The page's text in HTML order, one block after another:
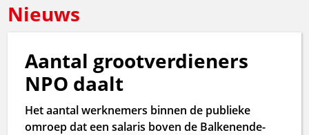
Nieuws
Aantal grootverdieners
NPO daalt
Het aantal werknemers binnen de publieke
omroep dat een salaris boven de Balkenende-